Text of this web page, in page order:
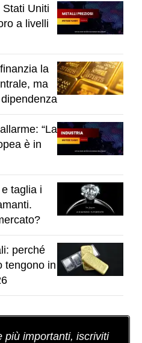
Uniti
a livelli
la
ma
“La
è in
taglia i
perché
tengono in
più importanti, iscriviti